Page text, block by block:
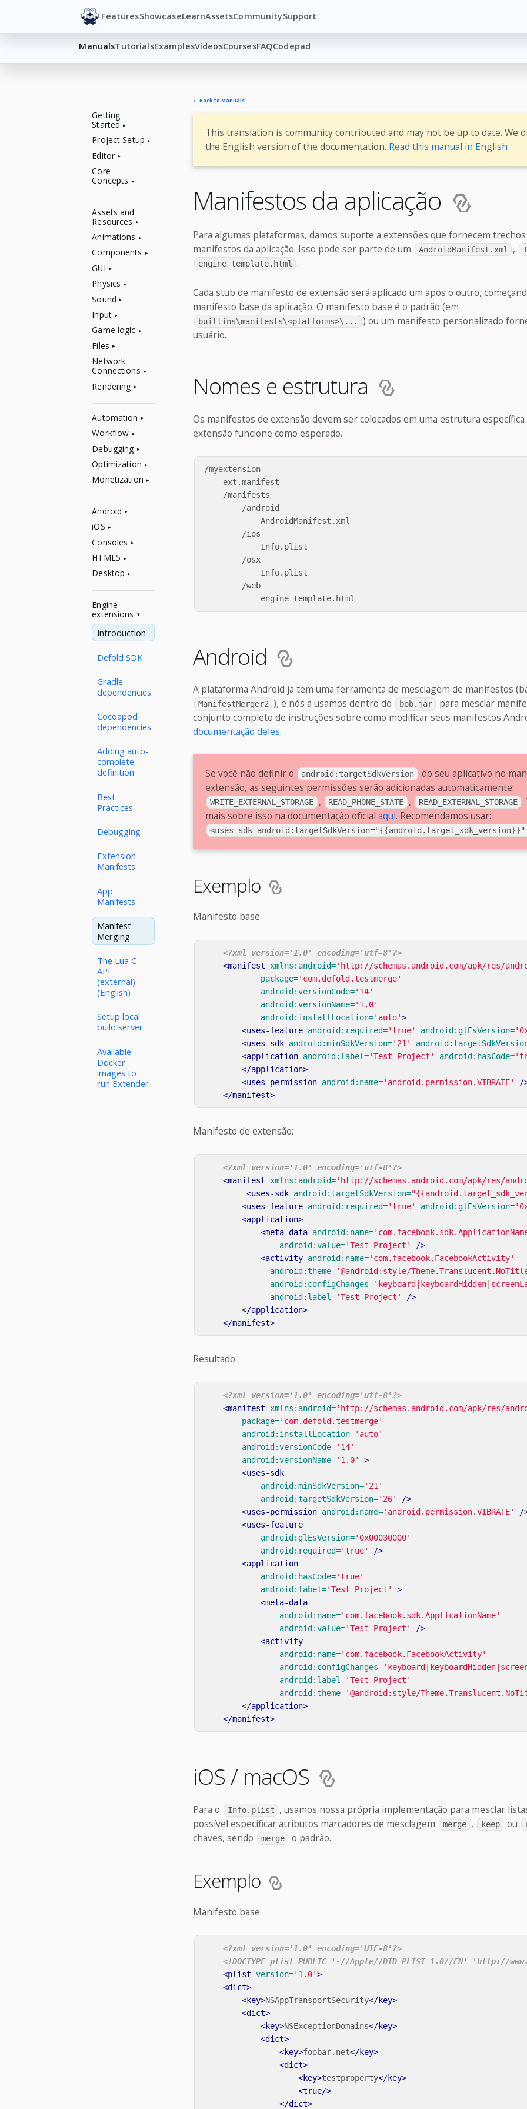
FeaturesShowcaseLearnAssetsCommunitySupport
ManualsTutorialsExamplesVideosCoursesFAQCodepad
Getting
Started
Project Setup
Editor
Core
Concepts
Assets and
Resources
Animations
Components
GUI
Physics
Sound
Input
Game logic
Files
Network
Connections
Rendering
Automation
Workflow
Debugging
Optimization
Monetization
Android
iOS
Consoles
HTML5
Desktop
Engine
extensions
Introduction
Defold SDK
Gradle
dependencies
Cocoapod
dependencies
Adding auto-
complete
definition
Best
Practices
Debugging
Extension
Manifests
App
Manifests
Manifest
Merging
The Lua C
API
(external)
(English)
Setup local
build server
Available
Docker
images to
run Extender
← Back to Manuals
This translation is community contributed and may not be up to date. We
the English version of the documentation. Read this manual in English
Manifestos da aplicação
Para algumas plataformas, damos suporte a extensões que fornecem
manifestos da aplicação. Isso pode ser parte de um
AndroidManifest.xml ,
engine_template.html .
Cada stub de manifesto de extensão será aplicado um após o outro,
manifesto base da aplicação. O manifesto base é o padrão (em
builtins\manifests\<platforms>\...
) ou um manifesto personalizado
usuário.
Nomes e estrutura
Os manifestos de extensão devem ser colocados em uma estrutura específica
extensão funcione como esperado.
/myextension
    ext.manifest
    /manifests
        /android
            AndroidManifest.xml
        /ios
            Info.plist
        /osx
            Info.plist
        /web
Android
A plataforma Android já tem uma ferramenta de mesclagem de manifestos
ManifestMerger2 ), e nós a usamos dentro do bob.jar
para mesclar
conjunto completo de instruções sobre como modificar seus manifestos
documentação deles.
Se você não definir o android:targetSdkVersion
do seu aplicativo no
extensão, as seguintes permissões serão adicionadas automaticamente:
WRITE_EXTERNAL_STORAGE , READ_PHONE_STATE , READ_EXTERNAL_STORAGE
mais sobre isso na documentação oficial aqui. Recomendamos usar:
<uses-sdk
Exemplo
Manifesto base
<?xml version='1.0' encoding='utf-8'?>
<manifest
xmlns:android='http://schemas.android.com/apk/res/
package='com.defold.testmerge'
android:versionCode='14'
android:versionName='1.0'
android:installLocation='auto'>
<uses-feature android:required='true' android:glEsVersion=
<uses-sdk android:minSdkVersion='21'
<application android:label='Test Project' android:hasCode=
</application>
<uses-permission android:name='android.permission.VIBRATE'
/
</manifest>
Manifesto de extensão:
<?xml version='1.0' encoding='utf-8'?>
<manifest
xmlns:android='http://schemas.android.com/apk/res/
<uses-sdk android:targetSdkVersion=
<uses-feature android:required='true' android:glEsVersion=
<application>
<meta-data android:name=
android:value='Test Project'
/>
<activity android:name='com.facebook.FacebookActivity'
android:theme='@android:style/
android:configChanges=
android:label='Test Project'
/>
</application>
</manifest>
Resultado
<?xml version='1.0' encoding='utf-8'?>
<manifest
xmlns:android='http://schemas.android.com/apk/res/
package='com.defold.testmerge'
android:installLocation='auto'
android:versionCode='14'
android:versionName='1.0'
>
<uses-sdk
android:minSdkVersion='21'
android:targetSdkVersion='26'
/>
<uses-permission android:name='android.permission.VIBRATE'
/
<uses-feature
android:glEsVersion='0x00030000'
android:required='true'
/>
<application
android:hasCode='true'
android:label='Test Project'
>
<meta-data
android:name='com.facebook.sdk.ApplicationName'
android:value='Test Project'
/>
<activity
android:name='com.facebook.FacebookActivity'
android:configChanges=
android:label='Test Project'
android:theme='@android:style/
</application>
</manifest>
iOS / macOS
Para o Info.plist
, usamos nossa própria implementação para mesclar
possível especificar atributos marcadores de mesclagem
merge , keep ou
chaves, sendo
merge o padrão.
Exemplo
Manifesto base
<?xml version='1.0' encoding='UTF-8'?>
<!DOCTYPE plist PUBLIC '-//Apple//DTD PLIST 1.0//EN' 'http://
<plist version='1.0'>
<dict>
<key>NSAppTransportSecurity</key>
<dict>
<key>NSExceptionDomains</key>
<dict>
<key>foobar.net</key>
<dict>
<key>testproperty</key>
<true/>
</dict>